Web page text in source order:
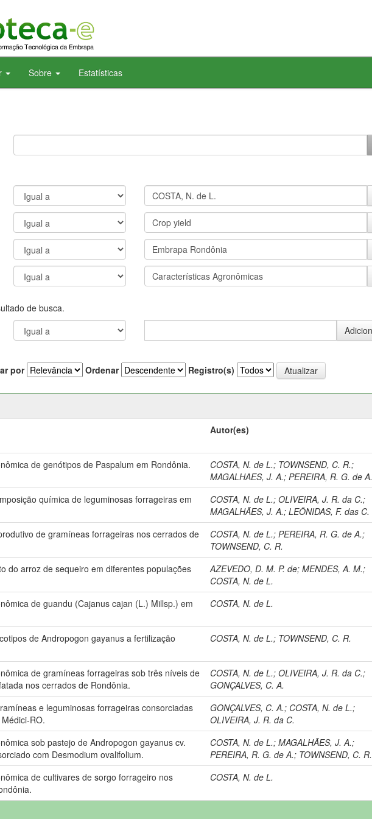
Sobre Estatísticas
de busca.
por Ordenar Registro(s)
Autor(es)
de genótipos de Paspalum em Rondônia. COSTA, N. de L.; TOWNSEND, C. R.;
MAGALHAES, J. A.;PEREIRA, R. G. de A.
química de leguminosas forrageiras em
COSTA, N. de L.;OLIVEIRA, J. R. da C.;
MAGALHÃES, J. A.;LEÔNIDAS, F. das C.
de gramíneas forrageiras nos cerrados de
COSTA, N. de L.;PEREIRA, R. G. de A.;
TOWNSEND, C. R.
do arroz de sequeiro em diferentes populações
AZEVEDO, D. M. P. de;MENDES, A. M.;
COSTA, N. de L.
de guandu (Cajanus cajan (L.) Millsp.) em
COSTA, N. de L.
de Andropogon gayanus a fertilização
COSTA, N. de L.; TOWNSEND, C. R.
de gramíneas forrageiras sob três níveis de
nos cerrados de Rondônia.
COSTA, N. de L.;OLIVEIRA, J. R. da C.;
GONÇALVES, C. A.
e leguminosas forrageiras consorciadas
RO.
GONÇALVES, C. A.; COSTA, N. de L.;
OLIVEIRA, J. R. da C.
sob pastejo de Andropogon gayanus cv.
com Desmodium ovalifolium.
COSTA, N. de L.;MAGALHÃES, J. A.;
PEREIRA, R. G. de A.; TOWNSEND, C. R.
de cultivares de sorgo forrageiro nos
COSTA, N. de L.